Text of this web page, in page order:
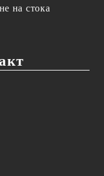
на стока